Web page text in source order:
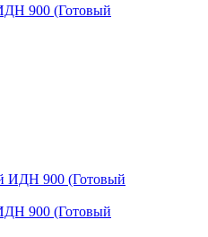
900 (Готовый
900 (Готовый